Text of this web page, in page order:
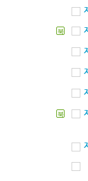
북
북